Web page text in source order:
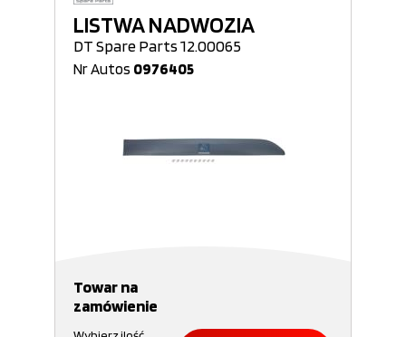
LISTWA NADWOZIA
DT Spare Parts 12.00065
Nr Autos 0976405
Towar na
zamówienie